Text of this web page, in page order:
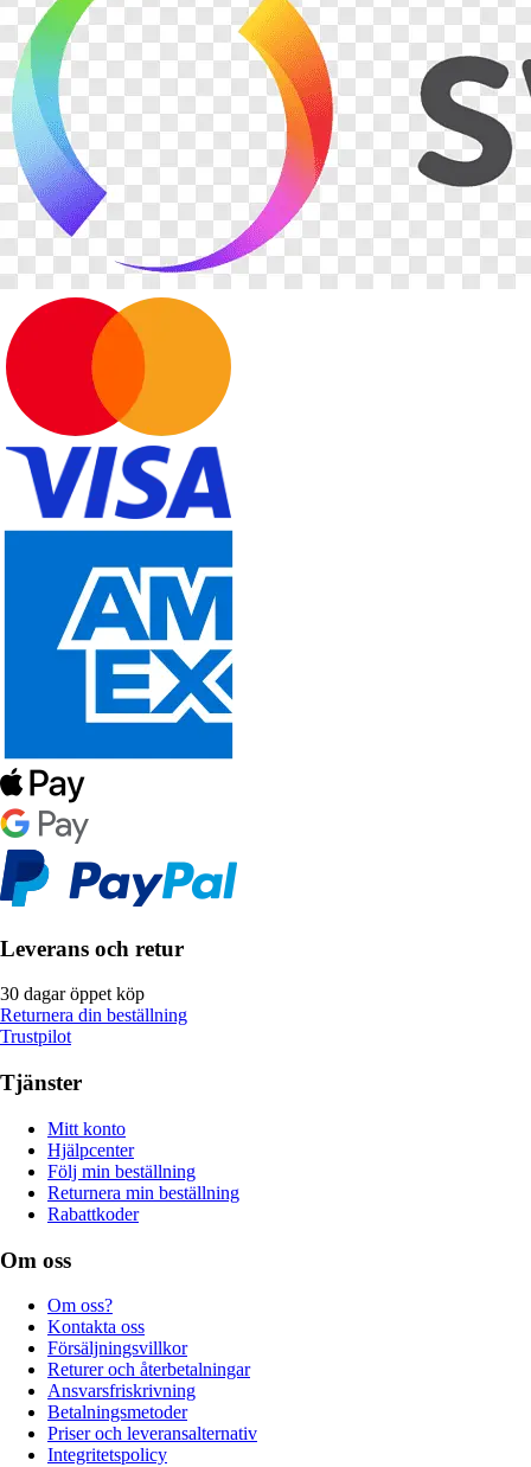
Leverans och retur
30 dagar öppet köp
Returnera din beställning
Trustpilot
Tjänster
Mitt konto
Hjälpcenter
Följ min beställning
Returnera min beställning
Rabattkoder
Om oss
Om oss?
Kontakta oss
Försäljningsvillkor
Returer och återbetalningar
Ansvarsfriskrivning
Betalningsmetoder
Priser och leveransalternativ
Integritetspolicy